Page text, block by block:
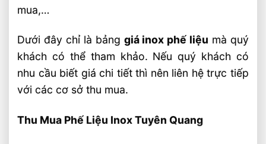
mua,…
Dưới đây chỉ là bảng giá inox phế liệu mà quý
khách có thể tham khảo. Nếu quý khách có
nhu cầu biết giá chi tiết thì nên liên hệ trực tiếp
với các cơ sở thu mua.
Thu Mua Phế Liệu Inox Tuyên Quang